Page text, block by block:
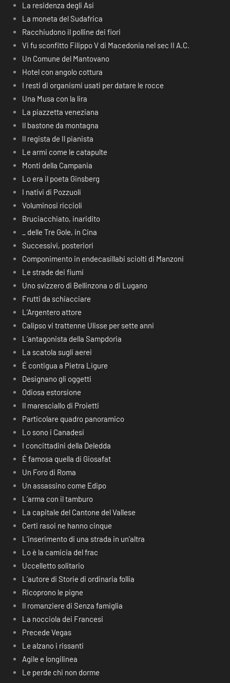
La residenza degli Asi
La moneta del Sudafrica
Racchiudono il polline dei fiori
Vi fu sconfitto Filippo V di Macedonia nel sec II A.C.
Un Comune del Mantovano
Hotel con angolo cottura
I resti di organismi usati per datare le rocce
Una Musa con la lira
La piazzetta veneziana
Il bastone da montagna
Il regista de Il pianista
Le armi come le catapulte
Monti della Campania
Lo era il poeta Ginsberg
I nativi di Pozzuoli
Voluminosi riccioli
Bruciacchiato, inaridito
_ delle Tre Gole, in Cina
Successivi, posteriori
Componimento in endecasillabi sciolti di Manzoni
Le strade dei fiumi
Uno svizzero di Bellinzona o di Lugano
Frutti da schiacciare
L’Argentero attore
Calipso vi trattenne Ulisse per sette anni
L’antagonista della Sampdoria
La scatola sugli aerei
É contigua a Pietra Ligure
Designano gli oggetti
Odiosa estorsione
Il maresciallo di Proietti
Particolare quadro panoramico
Lo sono i Canadesi
I concittadini della Deledda
É famosa quella di Giosafat
Un Foro di Roma
Un assassino come Edipo
L’arma con il tamburo
La capitale del Cantone del Vallese
Certi rasoi ne hanno cinque
L’inserimento di una strada in un’altra
Lo è la camicia del frac
Uccelletto solitario
L’autore di Storie di ordinaria follia
Ricoprono le pigne
Il romanziere di Senza famiglia
La nocciola dei Francesi
Precede Vegas
Le alzano i rissanti
Agile e longilinea
Le perde chi non dorme